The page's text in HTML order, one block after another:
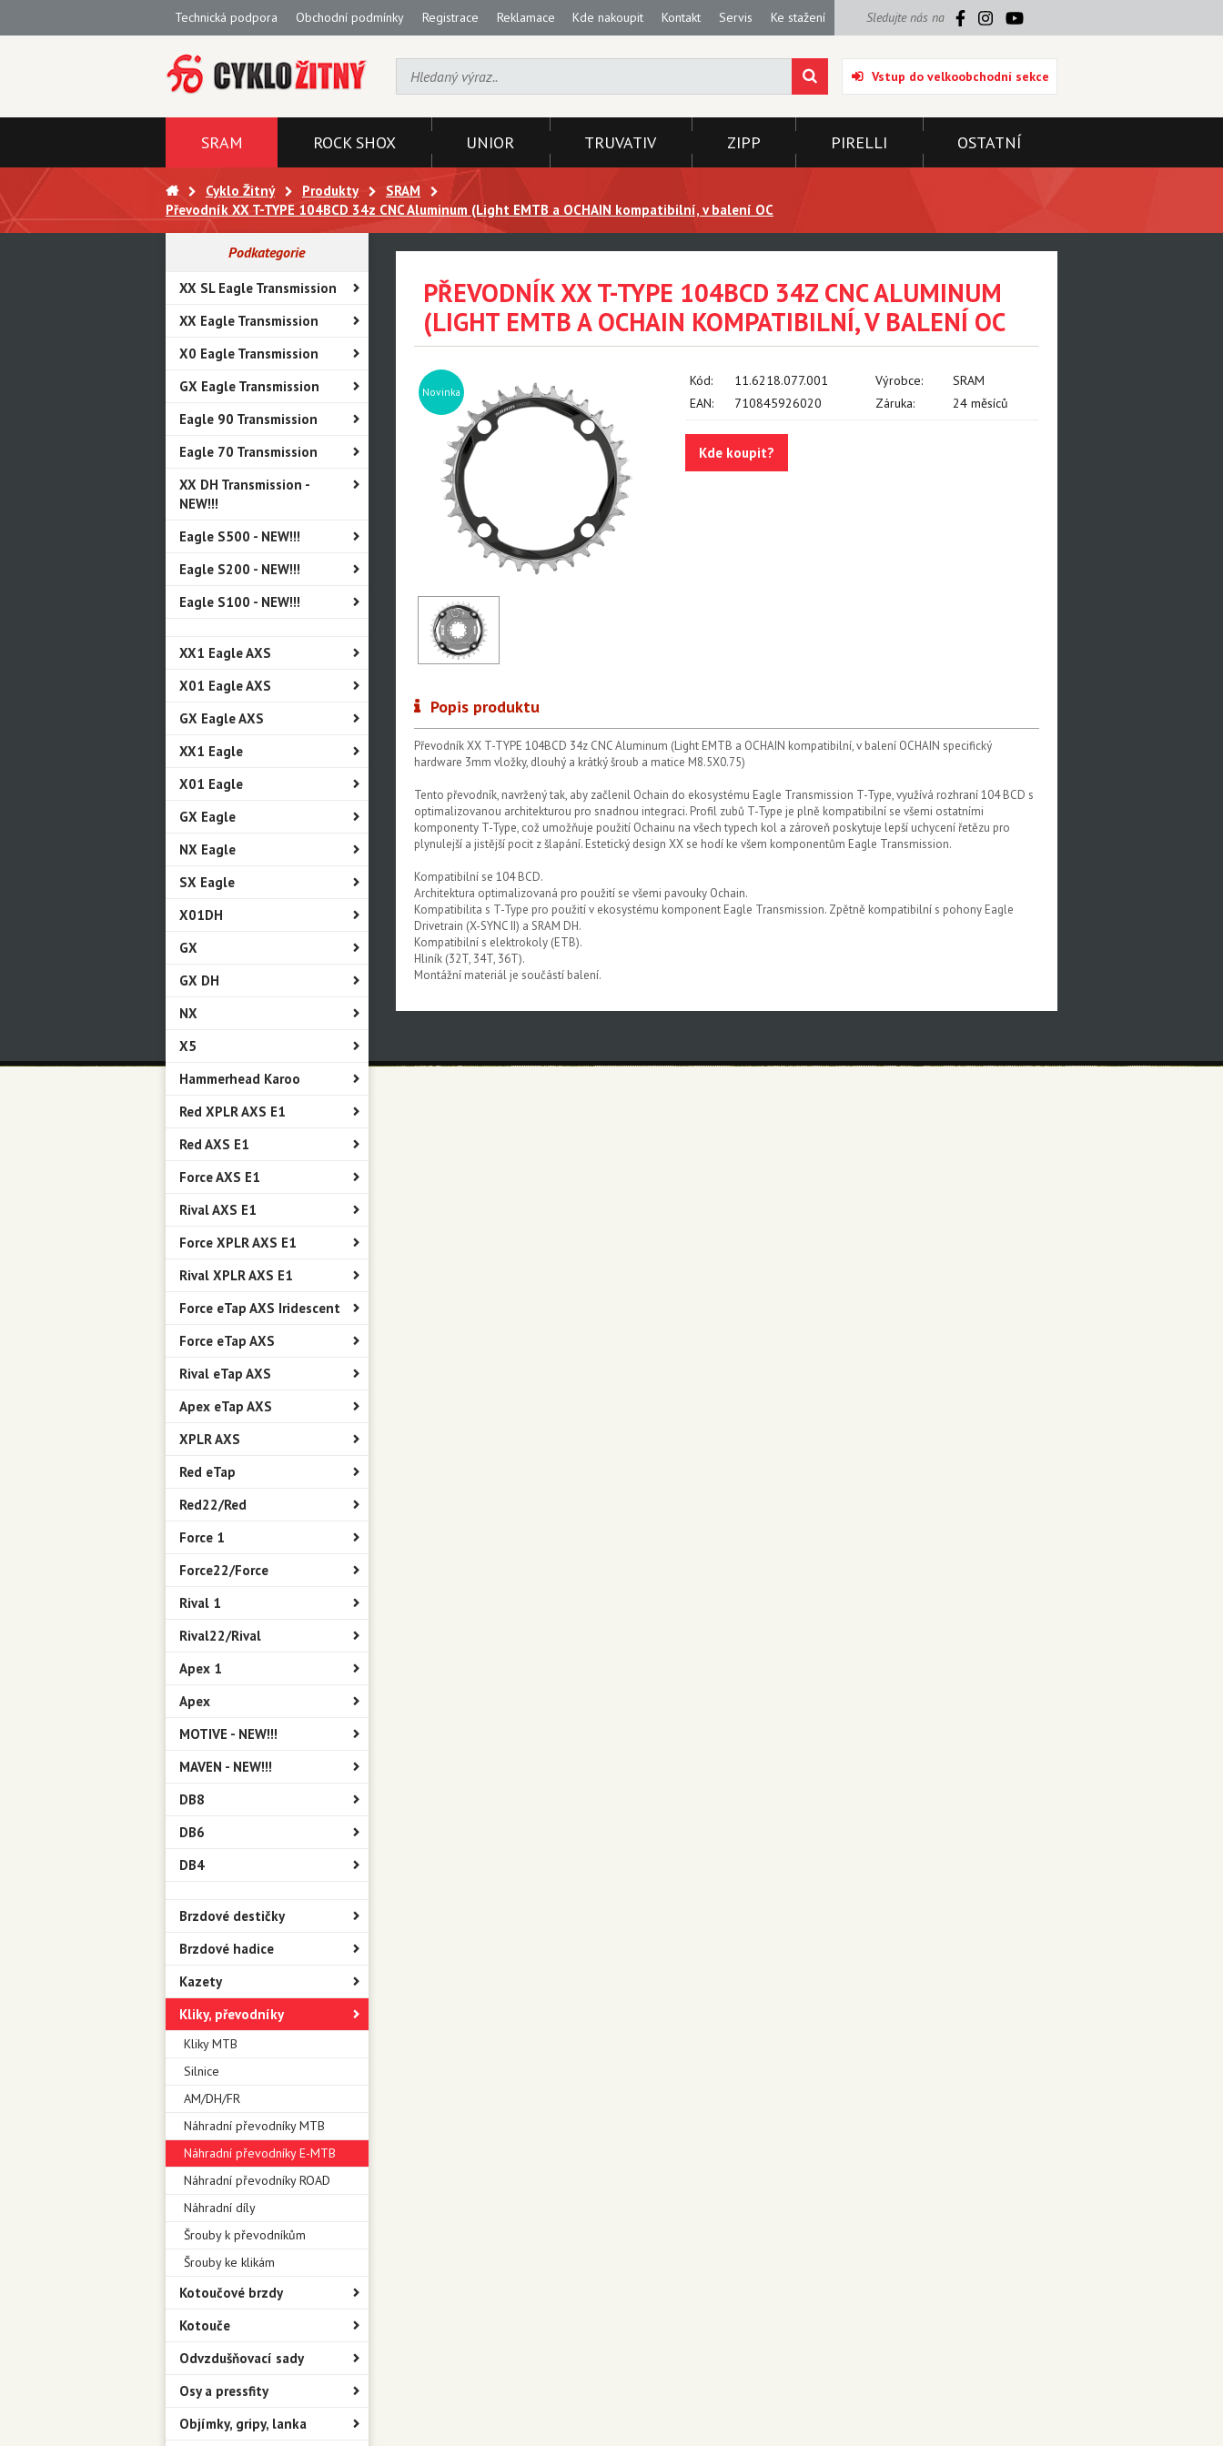
Technická podpora Obchodní podmínky Registrace Reklamace Kde nakoupit Kontakt Servis Ke stažení Sledujte nás na
Vstup do velkoobchodní sekce
SRAM ROCK SHOX UNIOR TRUVATIV ZIPP PIRELLI OSTATNÍ
Cyklo Žitný Produkty
SRAM
Převodník XX T-TYPE 104BCD 34z CNC Aluminum (Light EMTB a OCHAIN kompatibilní, v balení OC
Podkategorie
XX SL Eagle Transmission
XX Eagle Transmission
X0 Eagle Transmission
GX Eagle Transmission
Eagle 90 Transmission
Eagle 70 Transmission
XX DH Transmission -
NEW!!!
Eagle S500 - NEW!!!
Eagle S200 - NEW!!!
Eagle S100 - NEW!!!
XX1 Eagle AXS
X01 Eagle AXS
GX Eagle AXS
XX1 Eagle
X01 Eagle
GX Eagle
NX Eagle
SX Eagle
X01DH
GX
GX DH
NX
X5
Hammerhead Karoo
Red XPLR AXS E1
Red AXS E1
Force AXS E1
Rival AXS E1
Force XPLR AXS E1
Rival XPLR AXS E1
Force eTap AXS Iridescent
Force eTap AXS
Rival eTap AXS
Apex eTap AXS
XPLR AXS
Red eTap
Red22/Red
Force 1
Force22/Force
Rival 1
Rival22/Rival
Apex 1
Apex
MOTIVE - NEW!!!
MAVEN - NEW!!!
DB8
DB6
DB4
Brzdové destičky
Brzdové hadice
Kazety
Kliky, převodníky
Kliky MTB
Silnice
AM/DH/FR
Náhradní převodníky MTB
Náhradní převodníky E-MTB
Náhradní převodníky ROAD
Náhradní díly
Šrouby k převodníkům
Šrouby ke klikám
Kotoučové brzdy
Kotouče
Odvzdušňovací sady
Osy a pressfity
Objímky, gripy, lanka
PŘEVODNÍK XX T-TYPE 104BCD 34Z CNC ALUMINUM
(LIGHT EMTB A OCHAIN KOMPATIBILNÍ, V BALENÍ OC
Novinka
Kód: 11.6218.077.001 Výrobce:
SRAM
EAN:
710845926020 Záruka: 24 měsíců
Kde koupit?
Popis produktu
Převodník XX T-TYPE 104BCD 34z CNC Aluminum (Light EMTB a OCHAIN kompatibilní, v balení OCHAIN specifický
hardware 3mm vložky, dlouhý a krátký šroub a matice M8.5X0.75)
Tento převodník, navržený tak, aby začlenil Ochain do ekosystému Eagle Transmission T-Type, využívá rozhraní 104 BCD s
optimalizovanou architekturou pro snadnou integraci. Profil zubů T-Type je plně kompatibilní se všemi ostatními
komponenty T-Type, což umožňuje použití Ochainu na všech typech kol a zároveň poskytuje lepší uchycení řetězu pro
plynulejší a jistější pocit z šlapání. Estetický design XX se hodí ke všem komponentům Eagle Transmission.
Kompatibilní se 104 BCD.
Architektura optimalizovaná pro použití se všemi pavouky Ochain.
Kompatibilita s T-Type pro použití v ekosystému komponent Eagle Transmission. Zpětně kompatibilní s pohony Eagle
Drivetrain (X-SYNC II) a SRAM DH.
Kompatibilní s elektrokoly (ETB).
Hliník (32T, 34T, 36T).
Montážní materiál je součástí balení.